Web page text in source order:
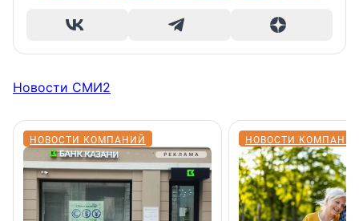
Новости СМИ2
НОВОСТИ КОМПАНИЙ НОВОСТИ